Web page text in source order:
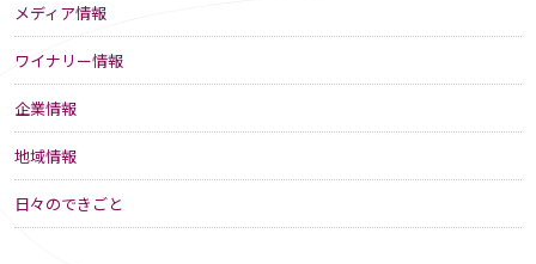
メディア情報
ワイナリー情報
企業情報
地域情報
日々のできごと